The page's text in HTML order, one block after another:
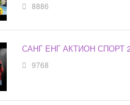
8886
САНГ ЕНГ АКТИОН СПОРТ
9768